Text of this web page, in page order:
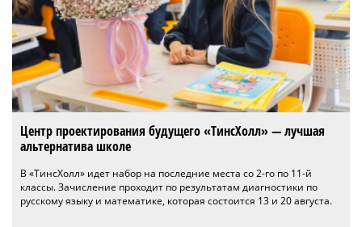
Центр проектирования будущего «ТинсХолл» — лучшая
альтернатива школе
В «ТинсХолл» идет набор на последние места со 2-го по 11-й
классы. Зачисление проходит по результатам диагностики по
русскому языку и математике, которая состоится 13 и 20 августа.